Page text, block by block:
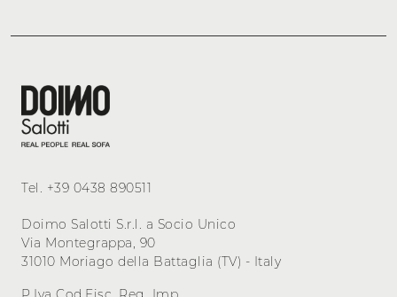
Tel. +39 0438 890511
Doimo Salotti S.r.l. a Socio Unico
Via Montegrappa, 90
31010 Moriago della Battaglia (TV) - Italy